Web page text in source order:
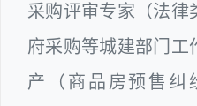
采购评审专家（法律
府采购等城建部门工
产（商品房预售纠